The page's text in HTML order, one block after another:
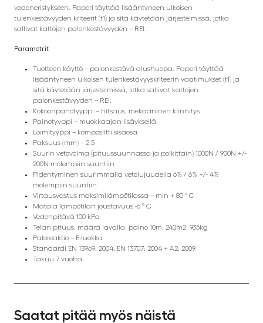
vedeneristykseen. Paperi täyttää lisääntyneen ulkoisen
tulenkestävyyden kriteerit (t1) ja sitä käytetään järjestelmissä, jotka
sallivat kattojen palonkestävyyden – REI.
Parametrit
Tuotteen käyttö – palonkestävä alushuopa. Paperi täyttää
lisääntyneen ulkoisen tulenkestävyyskriteerin vaatimukset (t1) ja
sitä käytetään järjestelmissä, jotka sallivat kattojen
palonkestävyyden – REI.
Kokoonpanotyyppi – hitsaus, mekaaninen kiinnitys
Painotyyppi – muokkaajan lisäyksellä
Loimityyppi – komposiitti sisäosa
Paksuus (mm) – 2,5
Suurin vetovoima (pituussuunnassa ja poikittain) 1000N / 900N +/-
200N molempiin suuntiin
Pidentyminen suurimmalla vetolujuudella 6% / 6% +/- 4%
molempiin suuntiin
Virtausvastus maksimilämpötilassa – min + 80 ° C
Matala lämpötilan joustavuus -6 ° C
Vedenpitävä 100 kPa
Telan pituus, määrä lavalla, paino 10m, 240m2, 935kg
Paloreaktio – E-luokka
Standardi EN 13969: 2004, EN 13707: 2004 + A2: 2009
Takuu 7 vuotta
Saatat pitää myös näistä